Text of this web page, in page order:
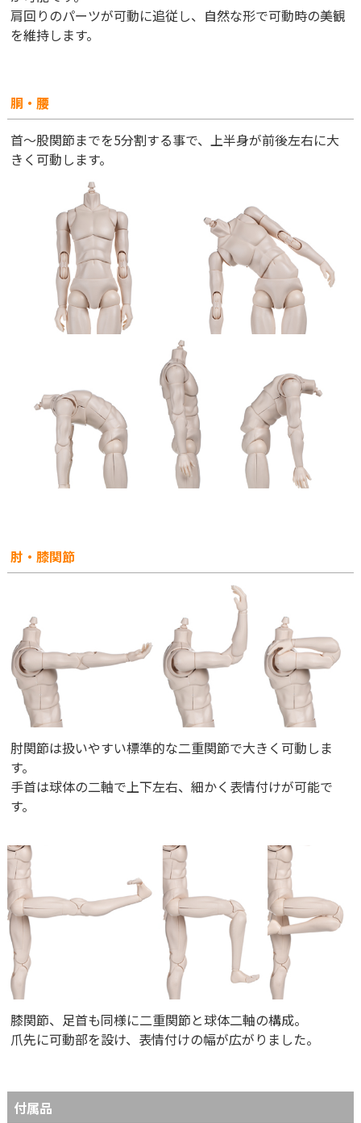
肩回りのパーツが可動に追従し、自然な形で可動時の美観
を維持します。
胴・腰
首～股関節までを5分割する事で、上半身が前後左右に大
きく可動します。
肘・膝関節
肘関節は扱いやすい標準的な二重関節で大きく可動しま
す。
手首は球体の二軸で上下左右、細かく表情付けが可能で
す。
膝関節、足首も同様に二重関節と球体二軸の構成。
爪先に可動部を設け、表情付けの幅が広がりました。
付属品